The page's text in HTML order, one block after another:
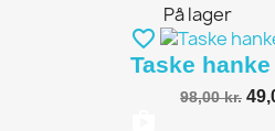
På lager
favorite_border
Taske
98,00 kr.